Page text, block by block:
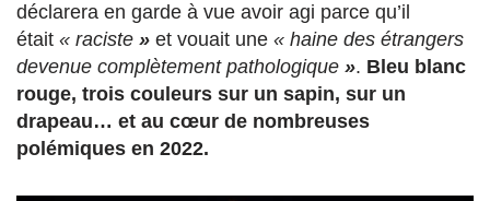
déclarera en garde à vue avoir agi parce qu’il
était « raciste » et vouait une « haine des étrangers
devenue complètement pathologique ». Bleu blanc
rouge, trois couleurs sur un sapin, sur un
drapeau… et au cœur de nombreuses
polémiques en 2022.